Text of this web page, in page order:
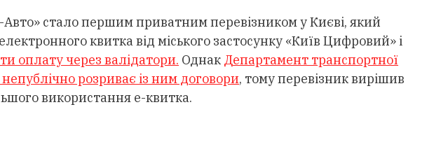
стало першим приватним перевізником у Києві, який
квитка від міського застосунку «Київ Цифровий» і
оплату через валідатори. Однак Департамент транспортної
розриває із ним договори, тому перевізник вирішив
використання е-квитка.